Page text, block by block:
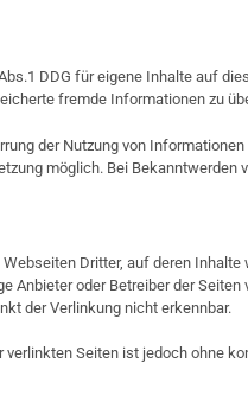
DDG für eigene Inhalte auf
fremde Informationen zu
der Nutzung von
möglich. Bei
Dritter, auf deren
Anbieter oder Betreiber der
der Verlinkung nicht erkennbar.
verlinkten Seiten ist jedoch ohne